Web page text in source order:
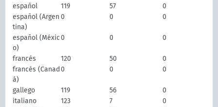
español
119 57
0
español (Argen
tina)
0 0 0
español (Méxic
o)
0 0 0
francés 120 50
0
francés (Canad
á)
0 0 0
gallego 119 56
0
italiano
123 7
0